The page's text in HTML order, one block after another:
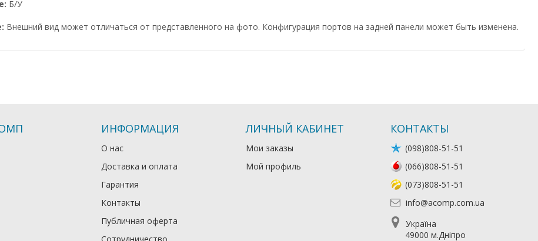
Б/У
Внешний вид может отличаться от представленного на фото. Конфигурация портов на задней панели может быть изменена.
ИНФОРМАЦИЯ
О нас
Доставка и оплата
Гарантия
Контакты
Публичная оферта
ЛИЧНЫЙ КАБИНЕТ
Мои заказы
Мой профиль
КОНТАКТЫ
(098)808-51-51
(066)808-51-51
(073)808-51-51
info@acomp.com.ua
Україна
49000 м.Дніпро